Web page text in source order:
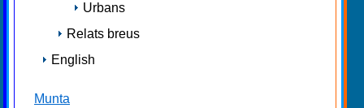
Urbans
Relats breus
English
Munta